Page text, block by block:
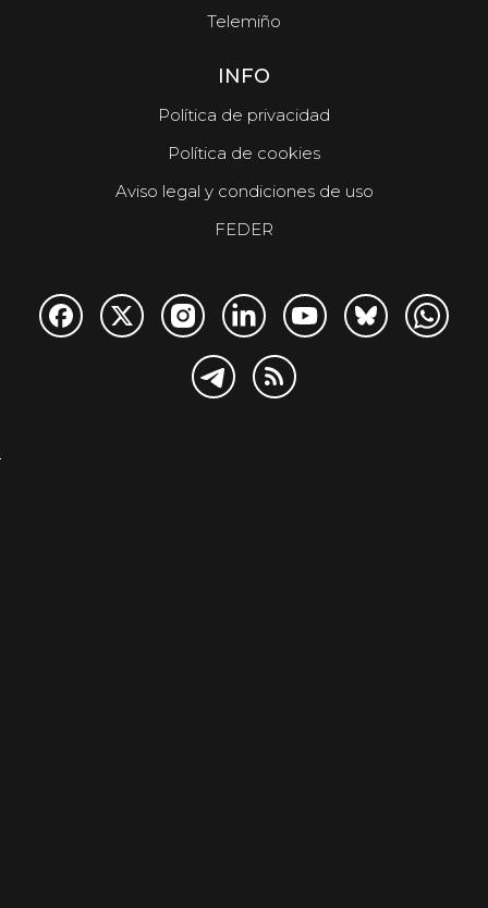
Telemiño
INFO
Política de privacidad
Política de cookies
Aviso legal y condiciones de uso
FEDER